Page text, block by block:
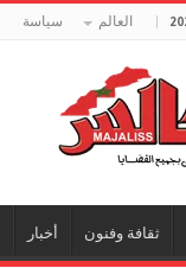
العالم سياسة
ثقافة وفنون أخبار